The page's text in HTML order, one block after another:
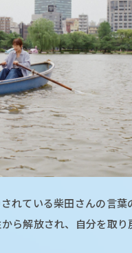
れている柴田さんの言葉
ら解放され、自分を取り